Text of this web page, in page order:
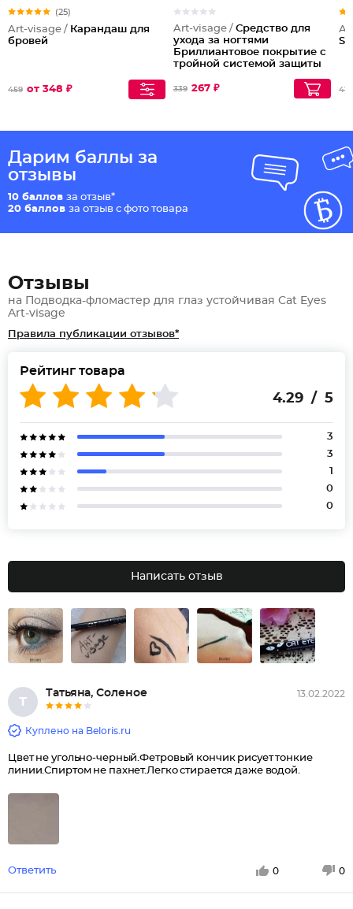
(25)
Art-visage / Карандаш для
бровей
459 от 348 ₽
Art-visage / Средство для
ухода за ногтями
Бриллиантовое покрытие с
тройной системой защиты
339 267 ₽ 415
Дарим баллы за
отзывы
10 баллов за отзыв*
20 баллов за отзыв с фото товара
Отзывы
на Подводка-фломастер для глаз устойчивая Cat Eyes
Art-visage
Правила публикации отзывов*
Рейтинг товара
4.29 / 5
3
3
1
0
0
Написать отзыв
Т
Татьяна, Соленое 13.02.2022
Куплено на Beloris.ru
Цвет не угольно-черный.Фетровый кончик рисует тонкие
линии.Спиртом не пахнет.Легко стирается даже водой.
Ответить 0 0